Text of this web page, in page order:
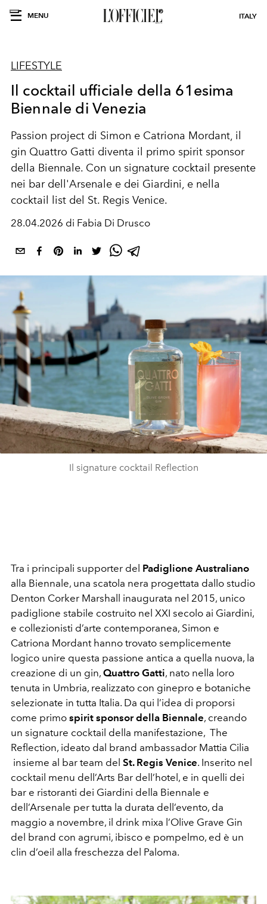
MENU ITALY
LIFESTYLE
Il cocktail ufficiale della 61esima
Biennale di Venezia
Passion project di Simon e Catriona Mordant, il
gin Quattro Gatti diventa il primo spirit sponsor
della Biennale. Con un signature cocktail presente
nei bar dell'Arsenale e dei Giardini, e nella
cocktail list del St. Regis Venice.
28.04.2026 di Fabia Di Drusco
Il signature cocktail Reflection
Tra i principali supporter del Padiglione Australiano
alla Biennale, una scatola nera progettata dallo studio
Denton Corker Marshall inaugurata nel 2015, unico
padiglione stabile costruito nel XXI secolo ai Giardini,
e collezionisti d’arte contemporanea, Simon e
Catriona Mordant hanno trovato semplicemente
logico unire questa passione antica a quella nuova, la
creazione di un gin, Quattro Gatti, nato nella loro
tenuta in Umbria, realizzato con ginepro e botaniche
selezionate in tutta Italia. Da qui l’idea di proporsi
come primo spirit sponsor della Biennale, creando
un signature cocktail della manifestazione, The
Reflection, ideato dal brand ambassador Mattia Cilia
insieme al bar team del St. Regis Venice. Inserito nel
cocktail menu dell’Arts Bar dell’hotel, e in quelli dei
bar e ristoranti dei Giardini della Biennale e
dell’Arsenale per tutta la durata dell’evento, da
maggio a novembre, il drink mixa l’Olive Grave Gin
del brand con agrumi, ibisco e pompelmo, ed è un
clin d’oeil alla freschezza del Paloma.